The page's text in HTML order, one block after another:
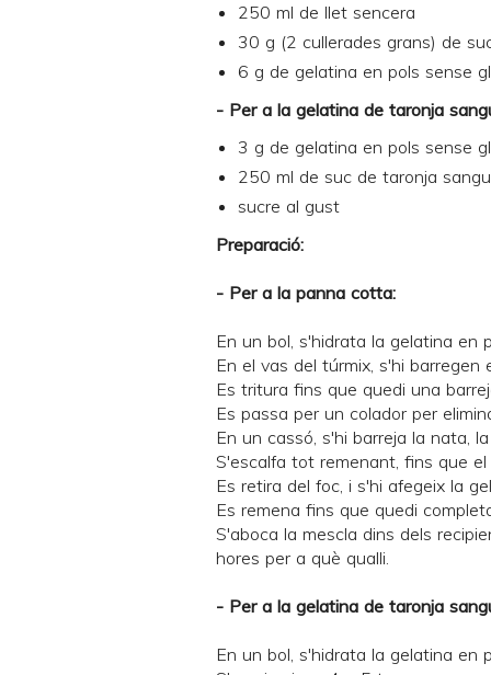
250 ml de llet sencera
30 g (2 cullerades grans) de
6 g de gelatina en pols sense
- Per a la gelatina de taronja
3 g de gelatina en pols sense
250 ml de suc de taronja
sucre al gust
Preparació:
- Per a la panna cotta:
En un bol, s'hidrata la gelatina en
En el vas del túrmix, s'hi
Es tritura fins que quedi una
Es passa per un colador per
En un cassó, s'hi barreja la nata,
S'escalfa tot remenant, fins que
Es retira del foc, i s'hi afegeix la
Es remena fins que quedi
S'aboca la mescla dins dels
hores per a què qualli.
- Per a la gelatina de taronja
En un bol, s'hidrata la gelatina en